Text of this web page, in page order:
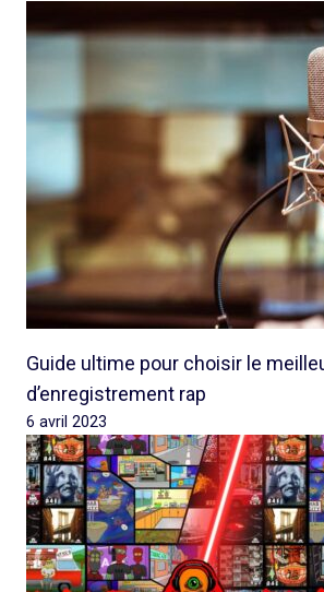
Guide ultime pour choisir le
d’enregistrement rap
6 avril 2023